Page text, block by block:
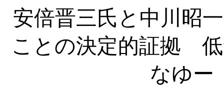
安倍晋三氏と中川昭
ことの決定的証拠
なゆー